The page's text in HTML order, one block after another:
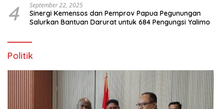
4 September 22, 2025
Sinergi Kemensos dan Pemprov Papua Pegunungan
Salurkan Bantuan Darurat untuk 684 Pengungsi Yalimo
Politik